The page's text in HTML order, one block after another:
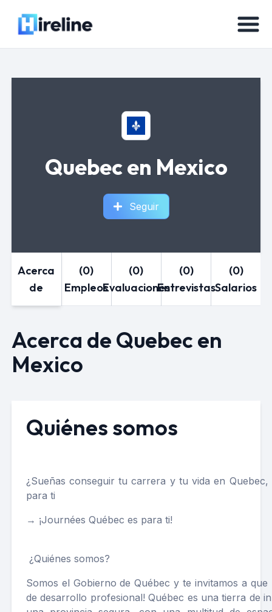
Quebec en Mexico
Seguir
Acerca
de
(0)
Empleos
(0)
Evaluaciones
(0)
Entrevistas
(0)
Salarios
Acerca de Quebec en
Mexico
Quiénes somos
¿Sueñas conseguir tu carrera y tu vida en Quebec,
para ti
→ ¡Journées Québec es para ti!
¿Quiénes somos?
Somos el Gobierno de Québec y te invitamos a que
de desarrollo profesional! Québec es una tierra de